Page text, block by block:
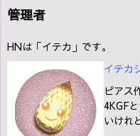
管理者
HNは「イテカ」です。
イテカ
ピアス
4KGF
いけれ